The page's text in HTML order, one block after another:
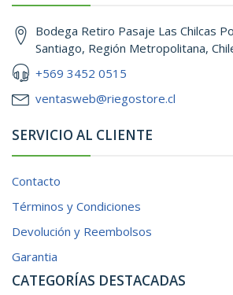
Bodega Retiro Pasaje Las Chilcas
Santiago, Región Metropolitana,
+569 3452 0515
ventasweb@riegostore.cl
SERVICIO AL CLIENTE
Contacto
Términos y Condiciones
Devolución y Reembolsos
Garantia
CATEGORÍAS DESTACADAS